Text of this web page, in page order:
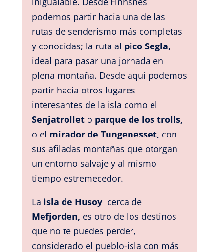
podemos partir hacia una de las
rutas de senderismo más completas
y conocidas; la ruta al pico Segla,
ideal para pasar una jornada en
plena montaña. Desde aquí podemos
partir hacia otros lugares
interesantes de la isla como el
Senjatrolleto parque de los trolls,
o el mirador de Tungenesset, con
sus afiladas montañas que otorgan
un entorno salvaje y al mismo
tiempo estremecedor.
La isla de Husoy cerca de
Mefjorden, es otro de los destinos
que no te puedes perder,
considerado el pueblo-isla con más